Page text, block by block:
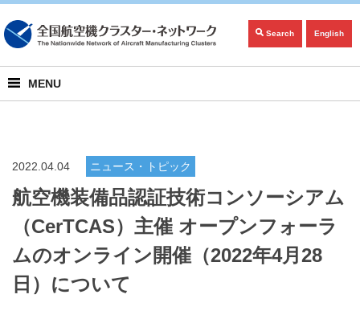
English
Search
MENU
2022.04.04 ニュース・トピック
航空機装備品認証技術コンソーシアム
（CerTCAS）主催 オープンフォーラ
ムのオンライン開催（2022年4月28
日）について